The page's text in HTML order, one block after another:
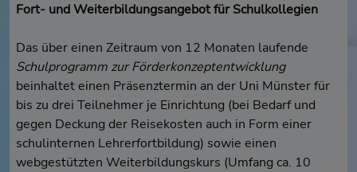
Fort- und Weiterbildungsangebot für Schulkollegien
Das über einen Zeitraum von 12 Monaten laufende
Schulprogramm zur Förderkonzeptentwicklung
beinhaltet einen Präsenztermin an der Uni Münster für
bis zu drei Teilnehmer je Einrichtung (bei Bedarf und
gegen Deckung der Reisekosten auch in Form einer
schulinternen Lehrerfortbildung) sowie einen
webgestützten Weiterbildungskurs (Umfang ca. 10